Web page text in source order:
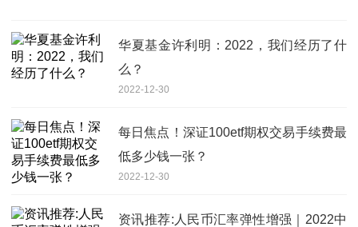
华夏基金许利明：2022，我们经历了什
么？
2022-12-30
每日焦点！深证100etf期权交易手续费最
低多少钱一张？
2022-12-30
资讯推荐:人民币汇率弹性增强｜2022中